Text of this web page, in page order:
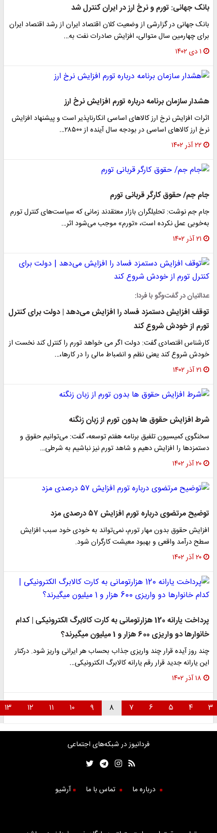
بانک جهانی: تورم و نرخ ارز در ایران کنترل شد
بانک جهانی در گزارشی از وضعیت کلان اقتصاد ایران از رشد اقتصاد ایران
برای چهارمین سال متوالی، افزایش صادرات نفت به…
۱ دی ۱۴۰۲
هشدار سازمان برنامه درباره تورم افزایش نرخ ارز
اثرات افزایش نرخ ارز کالاهای اساسی انکارناپذیر است و پیشنهاد افزایش
نرخ ارز کالاهای اساسی در بودجه سال‌ آینده از ۲۸۵۰۰…
۲۲ آذر ۱۴۰۲
جام جم/ حقوق کارگر قربانی تورم
جام جم نوشت: تحلیلگران بازار معتقدند زمانی که سیاست‌های کنترل تورم
به‌خوبی عمل نکرده است، «تورم» موجب می‌شود اثر…
۲۱ آذر ۱۴۰۲
عدالتیان در گفت‌وگو با فردا:
توقف افزایش دستمزد فساد را افزایش می‌دهد | دولت برای کنترل
تورم از خودش شروع کند
کارشناس اقتصادی گفت: دولت اگر می خواهد تورم را کنترل کند نخست از
خودش شروع کند یعنی نظم و انضباط مالی را در کارها،…
۲۱ آذر ۱۴۰۲
شرط افزایش حقوق ها بدون تورم از زبان زنگنه
سخنگوی کمیسیون تلفیق برنامه هفتم توسعه، گفت: می‌توانیم حقوق و
دستمزدها را افزایش دهیم و شاهد تورم نیز نباشیم به شرطی…
۲۰ آذر ۱۴۰۲
توضیح مرتضوی درباره تورم افزایش ۵۷ درصدی مزد
افزایش حقوق بدون مهار تورم، نمی‌تواند به خودی خود سبب افزایش
سطح درآمد واقعی و بهبود معیشت کارگران شود.
۲۰ آذر ۱۴۰۲
پرداخت یارانه 120 هزارتومانی به کارت کالابرگ الکترونیکی | کدام
خانوارها دو واریزی 600 هزار و 1 میلیون میگیرند؟
چند روز آیده قرار چند واریزی جذاب بحساب هر ایرانی واریز شود. درکنار
این یارانه جدید قرار رقم یارانه کالابرگ الکترونیکی…
۱۸ آذر ۱۴۰۲
۳ ۴ ۵ ۶ ۷ ۸ ۹ ۱۰ ۱۱ ۱۲ ۱۳
فردانیوز در شبکه‌های اجتماعی
درباره ما تماس با ما آرشیو